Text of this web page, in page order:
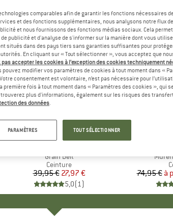
Article
Grain Belt
Product group
Ceinture
Prix
39,95 €Prix réduit
27,97 €
5,0(1)
Remise
-30 %
Article
74,95 € à
Jusqu'à
comparables afin de garantir les fonctions nécessaires
et des fonctions supplémentaires, nous analysons notre flux
et nous fournissons des fonctions médias sociaux. Cela
publicité et d'analyse de s'informer sur la manière dont vous
situés dans des pays tiers sans garanties suffisantes pour
En cliquant sur « Tout sélectionner », vous acceptez que
pas accepter les cookies à l’exception des cookies techniquement
pouvez modifier vos paramètres de cookies à tout moment dans «
consentement est volontaire, n’est pas nécessaire pour
première fois à tout moment dans « Paramètres des cookies », qui
plus d'informations, également sur les risques des
des données.
PARAMÈTRES TOUT SÉLECTIONNER